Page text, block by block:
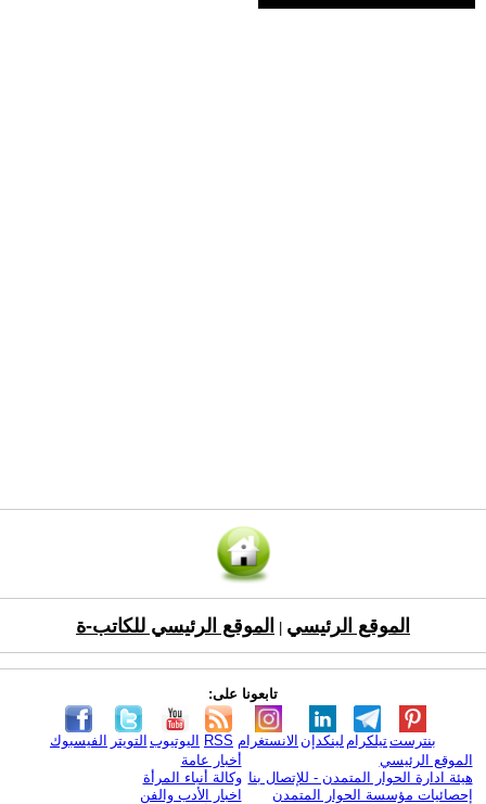
الموقع الرئيسي الموقع الرئيسي للكاتب-ة
تابعونا على:
الفيسبوك التويتر اليوتيوب RSS الانستغرام لينكدإن تيلكرامبنترست
الموقع الرئيسي
هيئة ادارة الحوار المتمدن - للإتصال بنا
إحصائيات مؤسسة الحوار المتمدن
أخبار عامة
وكالة أنباء المرأة
اخبار الأدب والفن